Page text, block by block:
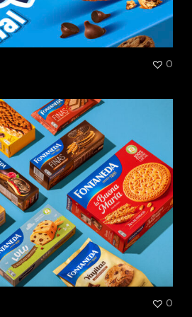
0
0